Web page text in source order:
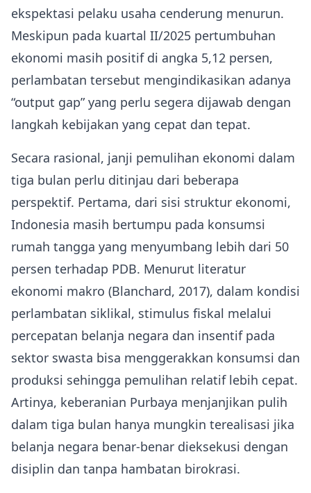
ekspektasi pelaku usaha cenderung menurun.
Meskipun pada kuartal II/2025 pertumbuhan
ekonomi masih positif di angka 5,12 persen,
perlambatan tersebut mengindikasikan adanya
“output gap” yang perlu segera dijawab dengan
langkah kebijakan yang cepat dan tepat.
Secara rasional, janji pemulihan ekonomi dalam
tiga bulan perlu ditinjau dari beberapa
perspektif. Pertama, dari sisi struktur ekonomi,
Indonesia masih bertumpu pada konsumsi
rumah tangga yang menyumbang lebih dari 50
persen terhadap PDB. Menurut literatur
ekonomi makro (Blanchard, 2017), dalam kondisi
perlambatan siklikal, stimulus fiskal melalui
percepatan belanja negara dan insentif pada
sektor swasta bisa menggerakkan konsumsi dan
produksi sehingga pemulihan relatif lebih cepat.
Artinya, keberanian Purbaya menjanjikan pulih
dalam tiga bulan hanya mungkin terealisasi jika
belanja negara benar-benar dieksekusi dengan
disiplin dan tanpa hambatan birokrasi.